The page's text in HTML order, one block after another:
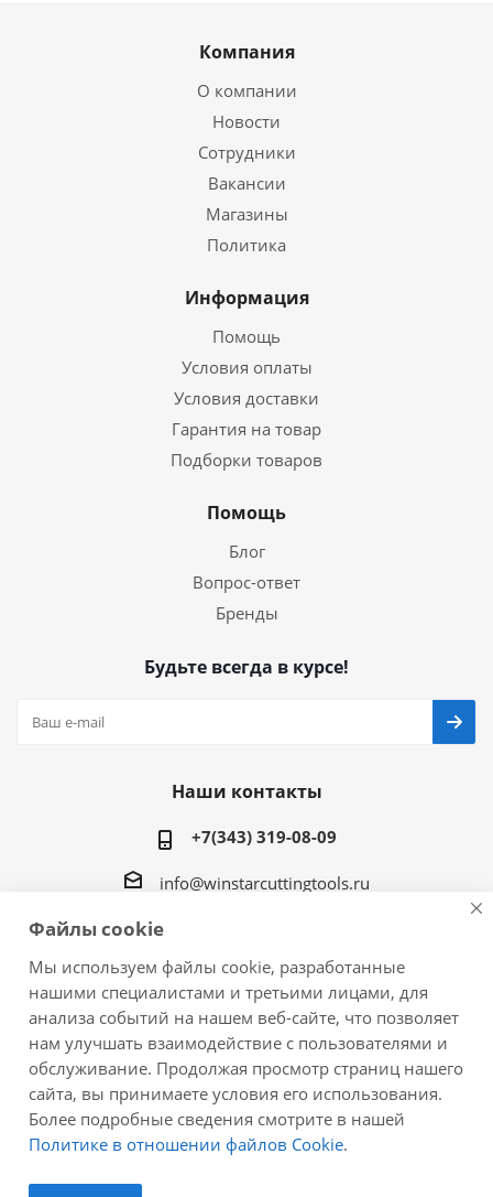
Компания
О компании
Новости
Сотрудники
Вакансии
Магазины
Политика
Информация
Помощь
Условия оплаты
Условия доставки
Гарантия на товар
Подборки товаров
Помощь
Блог
Вопрос-ответ
Бренды
Будьте всегда в курсе!
Наши контакты
+7(343) 319-08-09
info@winstarcuttingtools.ru
г.Екатеринбург ул. Фурманова 109, офис 604
2026 © Winstar Cutting Technologies Corp. - интернет-
магазин металлорежущего инструмента
Файлы cookie
Мы используем файлы cookie, разработанные
нашими специалистами и третьими лицами, для
анализа событий на нашем веб-сайте, что позволяет
нам улучшать взаимодействие с пользователями и
обслуживание. Продолжая просмотр страниц нашего
сайта, вы принимаете условия его использования.
Более подробные сведения смотрите в нашей
Политике в отношении файлов Cookie.